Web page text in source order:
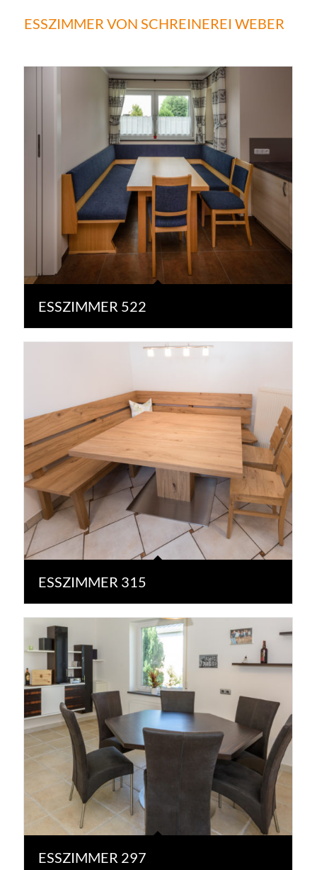
ESSZIMMER VON SCHREINEREI WEBER
ESSZIMMER 522
ESSZIMMER 315
ESSZIMMER 297